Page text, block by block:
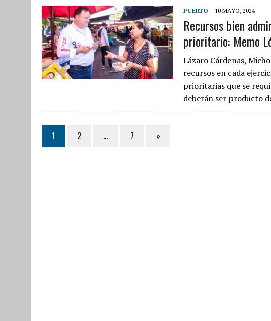
PUERTO 10 MAYO, 2024
Recursos bien
prioritario: Memo
Lázaro Cárdenas,
recursos en cada
prioritarias que se
deberán ser producto
1 2 … 7 »